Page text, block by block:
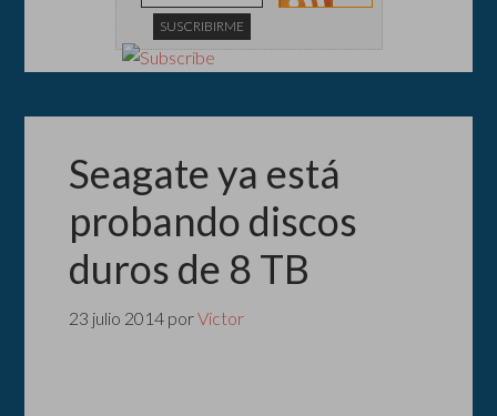
Seagate ya está
probando discos
duros de 8 TB
23 julio 2014 porVictor